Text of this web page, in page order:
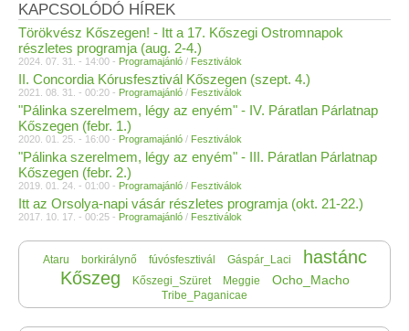
KAPCSOLÓDÓ HÍREK
Törökvész Kőszegen! - Itt a 17. Kőszegi Ostromnapok
részletes programja (aug. 2-4.)
2024. 07. 31. - 14:00 - Programajánló / Fesztiválok
II. Concordia Kórusfesztivál Kőszegen (szept. 4.)
2021. 08. 31. - 00:20 - Programajánló / Fesztiválok
"Pálinka szerelmem, légy az enyém" - IV. Páratlan Párlatnap
Kőszegen (febr. 1.)
2020. 01. 25. - 16:00 - Programajánló / Fesztiválok
"Pálinka szerelmem, légy az enyém" - III. Páratlan Párlatnap
Kőszegen (febr. 2.)
2019. 01. 24. - 01:00 - Programajánló / Fesztiválok
Itt az Orsolya-napi vásár részletes programja (okt. 21-22.)
2017. 10. 17. - 00:25 - Programajánló / Fesztiválok
Ataru borkirálynő fúvósfesztivál Gáspár_Laci
hastánc
Kőszeg
Kőszegi_Szüret Meggie Ocho_Macho
Tribe_Paganicae